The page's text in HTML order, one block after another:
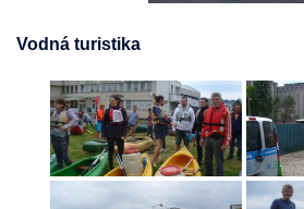
Vodná turistika